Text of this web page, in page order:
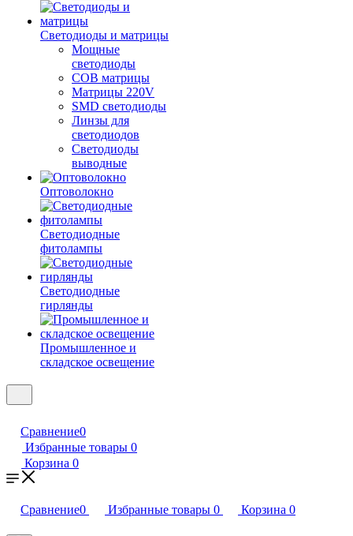
Светодиоды и матрицы
Мощные
светодиоды
COB матрицы
Матрицы 220V
SMD светодиоды
Линзы для
светодиодов
Светодиоды
выводные
Оптоволокно
Светодиодные
фитолампы
Светодиодные
гирлянды
Промышленное и
складское освещение
Сравнение0
Избранные товары 0
Корзина 0
Сравнение0 Избранные товары 0 Корзина 0